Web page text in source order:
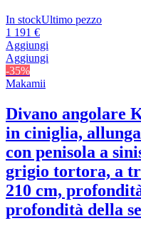
In stockUltimo pezzo
1 191 €
Aggiungi
Aggiungi
-35%
Makamii
Divano angolare
in ciniglia,
con penisola a
grigio tortora, a
210 cm,
profondità della